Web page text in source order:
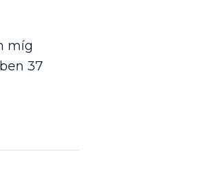
míg
37